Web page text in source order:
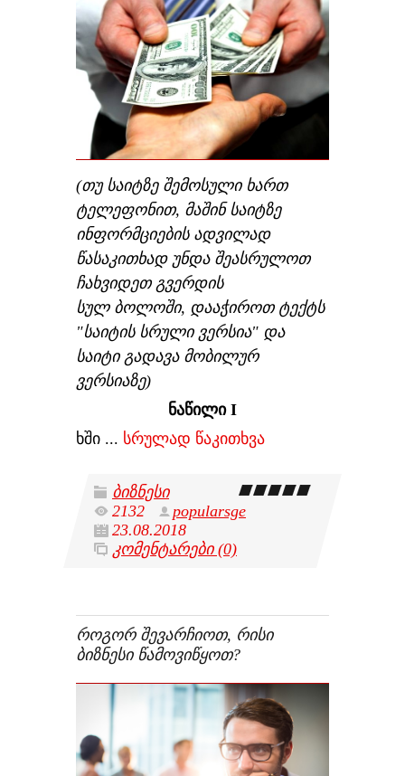
(თუ საიტზე შემოსული ხართ
ტელეფონით, მაშინ საიტზე
ინფორმციების ადვილად
წასაკითხად უნდა შეასრულოთ
ჩახვიდეთ გვერდის
სულ ბოლოში, დააჭიროთ ტექტს
"საიტის სრული ვერსია" და
საიტი გადავა მობილურ
ვერსიაზე)
ნაწილი I
ხში ... სრულად წაკითხვა
ბიზნესი
2132
popularsge
23.08.2018
კომენტარები (0)
ᲠᲝᲒᲝᲠ ᲨᲔᲕᲐᲠᲩᲘᲝᲗ, ᲠᲘᲡᲘ
ᲑᲘᲖᲜᲔᲡᲘ ᲬᲐᲛᲝᲕᲘᲬᲧᲝᲗ?